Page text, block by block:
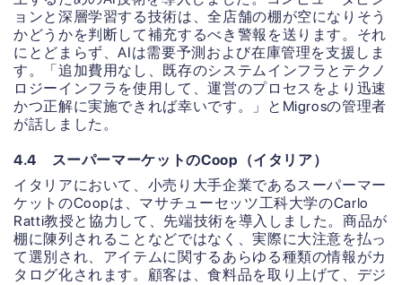
ョンと深層学習する技術は、全店舗の棚が空になりそう
かどうかを判断して補充するべき警報を送ります。それ
にとどまらず、AIは需要予測および在庫管理を支援しま
す。「追加費用なし、既存のシステムインフラとテクノ
ロジーインフラを使用して、運営のプロセスをより迅速
かつ正解に実施できれば幸いです。」とMigrosの管理者
が話しました。
4.4 スーパーマーケットのCoop（イタリア）
イタリアにおいて、小売り大手企業であるスーパーマー
ケットのCoopは、マサチューセッツ工科大学のCarlo
Ratti教授と協力して、先端技術を導入しました。商品が
棚に陳列されることなどではなく、実際に大注意を払っ
て選別され、アイテムに関するあらゆる種類の情報がカ
タログ化されます。顧客は、食料品を取り上げて、デジ